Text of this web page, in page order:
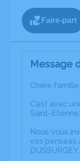
Faire-part
Message
Chère
C’est avec
Saint-Étienne.
Nous vous
vos pensées
DUSSURGEY.